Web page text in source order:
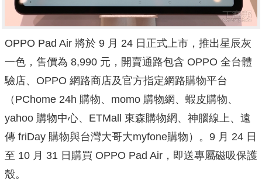
OPPO Pad Air 將於 9 月 24 日正式上市，推出星辰灰
一色，售價為 8,990 元，開賣通路包含 OPPO 全台體
驗店、OPPO 網路商店及官方指定網路購物平台
（PChome 24h 購物、momo 購物網、蝦皮購物、
yahoo 購物中心、ETMall 東森購物網、神腦線上、遠
傳 friDay 購物與台灣大哥大myfone購物）。9 月 24 日
至 10 月 31 日購買 OPPO Pad Air，即送專屬磁吸保護
殼。